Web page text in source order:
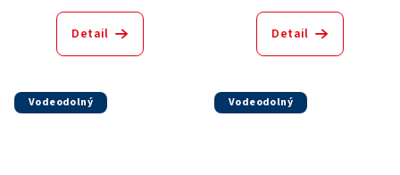
Detail Detail
Vodeodolný Vodeodolný